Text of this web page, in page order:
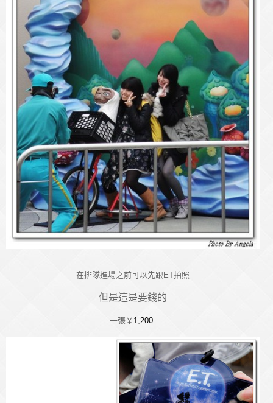
在排隊進場之前可以先跟ET拍照
但是這是要錢的
一張 ￥ 1,200